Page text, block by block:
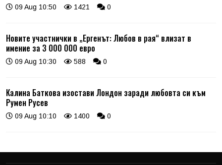
09 Aug 10:50 1421 0
Новите участнички в „Ергенът: Любов в рая“ влизат в
имение за 3 000 000 евро
09 Aug 10:30 588 0
Калина Баткова изостави Лондон заради любовта си към
Румен Русев
09 Aug 10:10 1400 0